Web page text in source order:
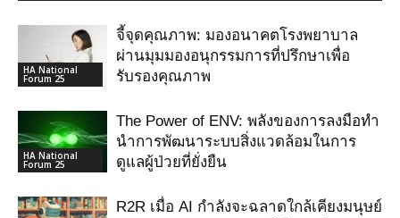
HA National
Forum 25
จี้จุดคุณภาพ: มองอนาคตโรงพยาบาล
ผ่านมุมมองอนุกรรมการที่ปรึกษาเพื่อ
รับรองคุณภาพ
HA National
Forum 25
The Power of ENV: พลังของการลงมือทำ
นำการพัฒนาระบบสิ่งแวดล้อมในการ
ดูแลผู้ป่วยที่ยั่งยืน
R2R เมื่อ AI กําลังจะฉลาดใกล้เคียงมนุษย์